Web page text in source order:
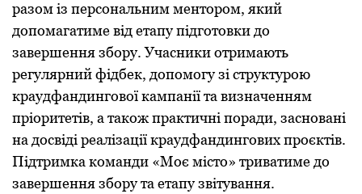
разом із персональним ментором, який
допомагатиме від етапу підготовки до
завершення збору. Учасники отримають
регулярний фідбек, допомогу зі структурою
краудфандингової кампанії та визначенням
пріоритетів, а також практичні поради, засновані
на досвіді реалізації краудфандингових проєктів.
Підтримка команди «Моє місто» триватиме до
завершення збору та етапу звітування.